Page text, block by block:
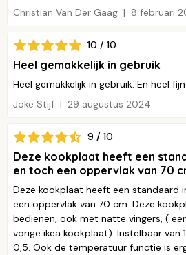
Christian Van Der Gaag
8 februari
10 / 10
Heel gemakkelijk in gebruik
Heel gemakkelijk in gebruik. En heel fijn
Joke Stijf
29 augustus 2024
9 / 10
Deze kookplaat heeft een
en toch een oppervlak van 70
Deze kookplaat heeft een standaard
een oppervlak van 70 cm. Deze
bedienen, ook met natte vingers, (
vorige ikea kookplaat). Instelbaar van
0,5. Ook de temperatuur functie is